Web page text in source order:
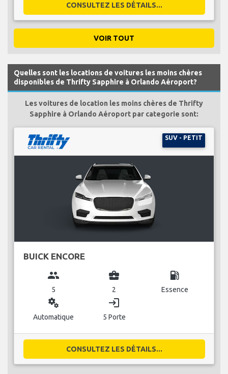
CONSULTEZ LES DÉTAILS...
VOIR TOUT
Quelles sont les locations de voitures les moins chères
disponibles de Thrifty Sapphire à Orlando Aéroport?
Les voitures de location les moins chères de Thrifty
Sapphire à Orlando Aéroport par categorie sont:
SUV - PETIT
BUICK ENCORE
group
5
business_center
2
local_gas_station
Essence
miscellaneous_services
Automatique
login
5 Porte
CONSULTEZ LES DÉTAILS...